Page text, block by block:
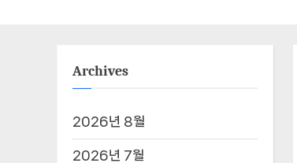
Archives
2026년 8월
2026년 7월